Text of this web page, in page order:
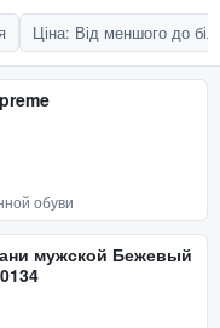
Ціна: Від меншого до
обуви
мужской Бежевый